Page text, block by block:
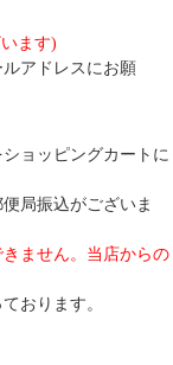
ます)
アドレスにお願
ョッピングカートに
局振込がございま
ません。当店からの
おります。